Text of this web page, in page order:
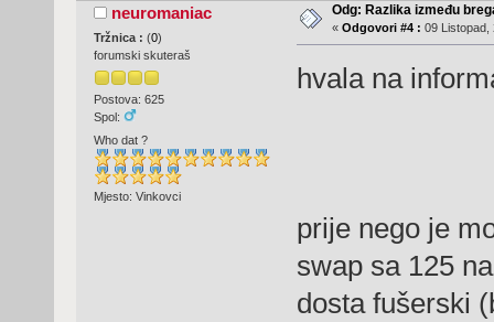
neuromaniac
Tržnica : (0)
forumski skuteraš
Postova: 625
Spol:
Who dat ?
Mjesto: Vinkovci
Odg: Razlika između
« Odgovori #4 : 09 Listopad,
hvala na
prije nego je
swap sa 125
dosta fušerski